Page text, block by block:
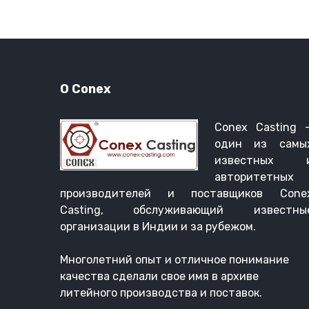
О Conex
Conex Casting
один из
известных
авторитетных
производителей и поставщиков
Casting, обслуживающий
организации в Индии и за рубежом.
Многолетний опыт и отличное понимание
качества сделали свое имя в архиве
литейного производства и поставок.